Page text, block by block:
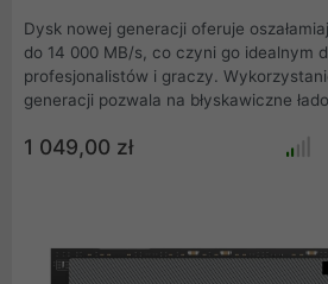
Dysk nowej generacji oferuje
do 14 000 MB/s, co czyni go idealnym
profesjonalistów i graczy.
generacji pozwala na błyskawiczne
Dzięki zaawansowanemu kontrolerowi
1 049,00 zł